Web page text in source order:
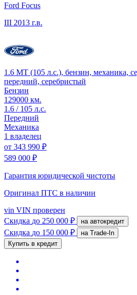
Ford Focus
III 2013 г.в.
1.6 MT (105 л.с.), бензин, механика,
передний, серебристый
Бензин
129000 км.
1.6 / 105 л.с.
Передний
Механика
1 владелец
от 343 990 ₽
589 000 ₽
Гарантия юридической чистоты
Оригинал ПТС в наличии
vin VIN проверен
Скидка до 250 000 ₽ на автокредит
Скидка до 150 000 ₽
на Trade-In
Купить в кредит